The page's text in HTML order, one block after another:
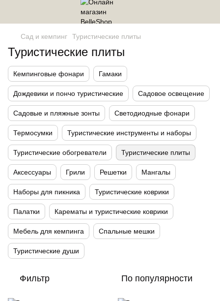
Сад и кемпинг Туристические плиты
Туристические плиты
Кемпинговые фонари Гамаки
Дождевики и пончо туристические Садовое освещение
Садовые и пляжные зонты Светодиодные фонари
Термосумки Туристические инструменты и наборы
Туристические обогреватели Туристические плиты
Аксессуары Грили Решетки Мангалы
Наборы для пикника Туристические коврики
Палатки Карематы и туристические коврики
Мебель для кемпинга Спальные мешки
Туристические души
Фильтр По популярности